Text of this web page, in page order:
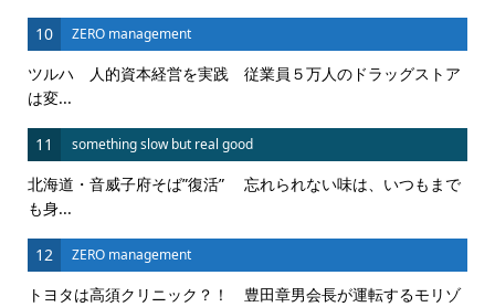
10 ZERO management
ツルハ 人的資本経営を実践 従業員５万人のドラッグストア
は変...
11 something slow but real good
北海道・音威子府そば”復活” 忘れられない味は、いつもまで
も身...
12 ZERO management
トヨタは高須クリニック？！ 豊田章男会長が運転するモリゾ